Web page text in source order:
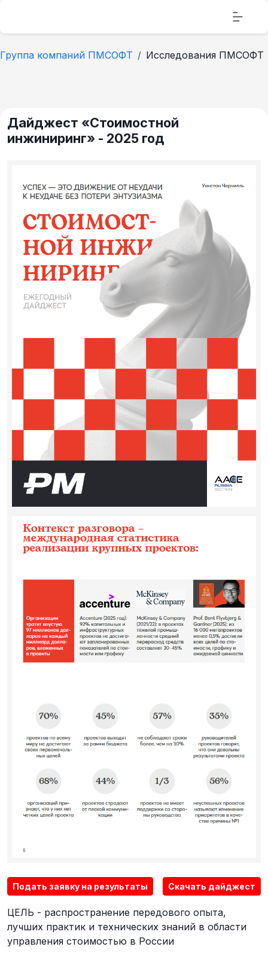
Группа компаний ПМСОФТ Исследования ПМСОФТ
Дайджест «Стоимостной
инжиниринг» - 2025 год
Подать заявку на результаты Скачать дайджест
ЦЕЛЬ - распространение передового опыта,
лучших практик и технических знаний в области
управления стоимостью в России